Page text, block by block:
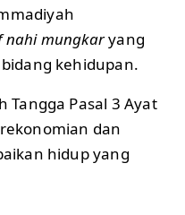
mungkaryang
kehidupan.
Tangga Pasal 3 Ayat
dan
hidup yang